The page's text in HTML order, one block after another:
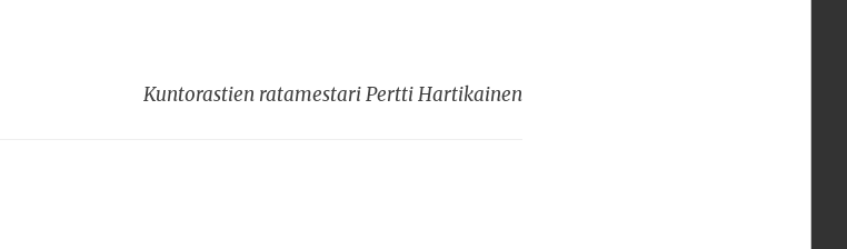
Kuntorastien ratamestari Pertti Hartikainen